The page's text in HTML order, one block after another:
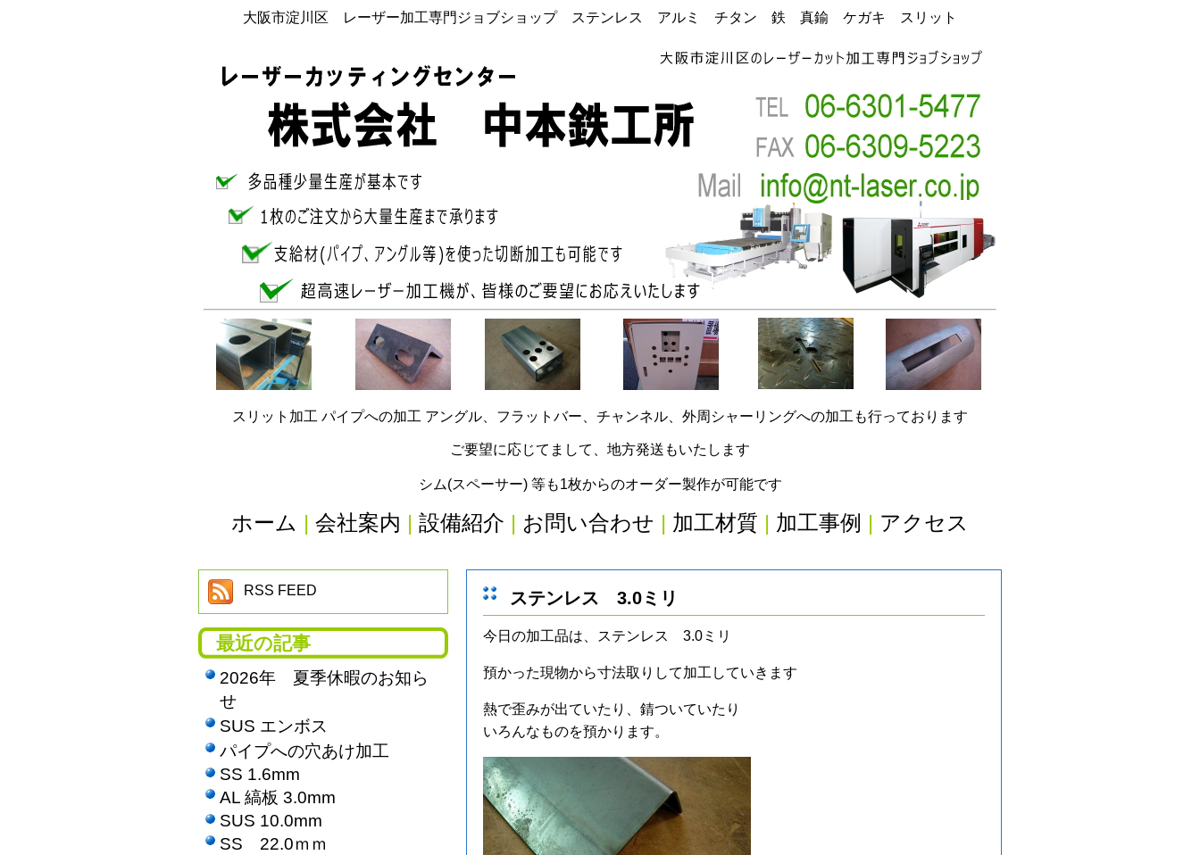
大阪市淀川区 レーザー加工専門ジョブショップ ステンレス アルミ チタン 鉄 真鍮 ケガキ スリット
スリット加工 パイプへの加工 アングル、フラットバー、チャンネル、外周シャーリングへの加工も行っております
ご要望に応じてまして、地方発送もいたします
シム(スペーサー) 等も1枚からのオーダー製作が可能です
ホーム | 会社案内 | 設備紹介 | お問い合わせ | 加工材質 | 加工事例 | アクセス
ステンレス 3.0ミリ
今日の加工品は、ステンレス 3.0ミリ
預かった現物から寸法取りして加工していきます
熱で歪みが出ていたり、錆ついていたり
いろんなものを預かります。
RSS FEED
最近の記事
2026年 夏季休暇のお知ら
せ
SUS エンボス
パイプへの穴あけ加工
SS 1.6mm
AL 縞板 3.0mm
SUS 10.0mm
SS 22.0ｍｍ